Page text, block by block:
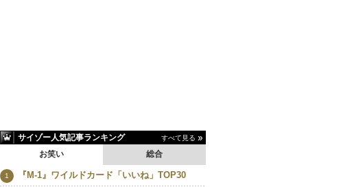
サイゾー人気記事ランキング すべて見る
お笑い 総合
『M-1』ワイルドカード「いいね」TOP30